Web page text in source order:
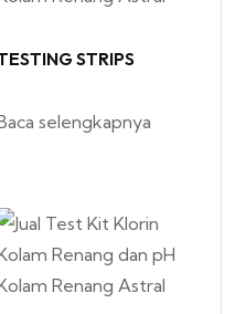
STRIPS
selengkapnya